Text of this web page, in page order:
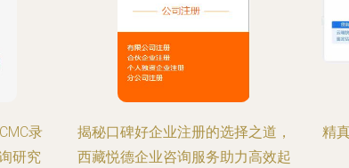
录
研究
揭秘口碑好企业注册的选择之道，
西藏悦德企业咨询服务助力高效起
精